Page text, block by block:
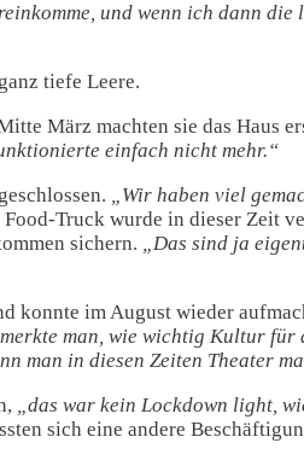
und wenn ich dann
tiefe Leere.
März machten sie das Haus
einfach nicht mehr.“
„Wir haben viel
Food-Truck wurde in dieser Zeit
sichern. „Das sind ja
konnte im August wieder
man, wie wichtig Kultur für
man in diesen Zeiten Theater
„das war kein Lockdown light,
sich eine andere